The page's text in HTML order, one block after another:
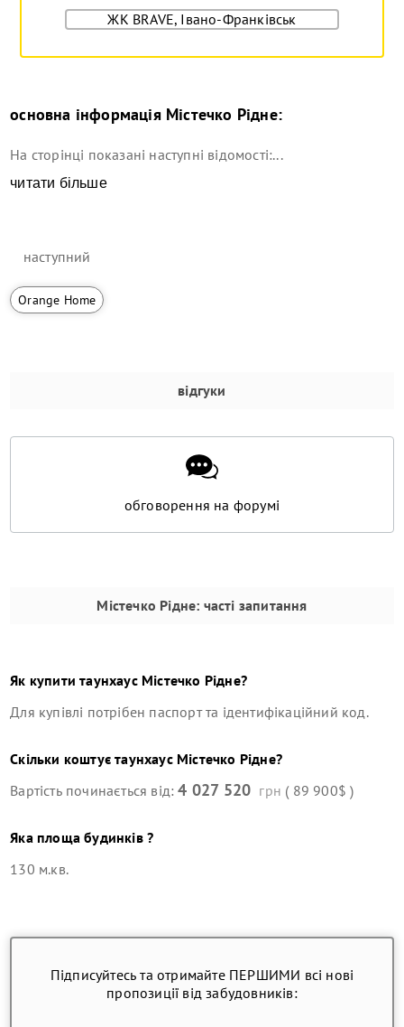
ЖК BRAVE, Івано-Франківськ
основна інформаціяМістечко Рідне:
На сторінці показані наступні відомості:...
читати більше
наступний
Orange Home
відгуки
обговорення на форумі
Містечко Рідне: часті запитання
Як купититаунхаус Містечко Рідне?
Для купівлі потрібен паспорт та ідентифікаційний код.
Скільки коштуєтаунхаус Містечко Рідне?
Вартість починається від:4 027 520 грн ( 89 900$ )
Яка площа будинків ?
130 м.кв.
Підписуйтесь та отримайте ПЕРШИМИ всі нові
пропозиції від забудовників: